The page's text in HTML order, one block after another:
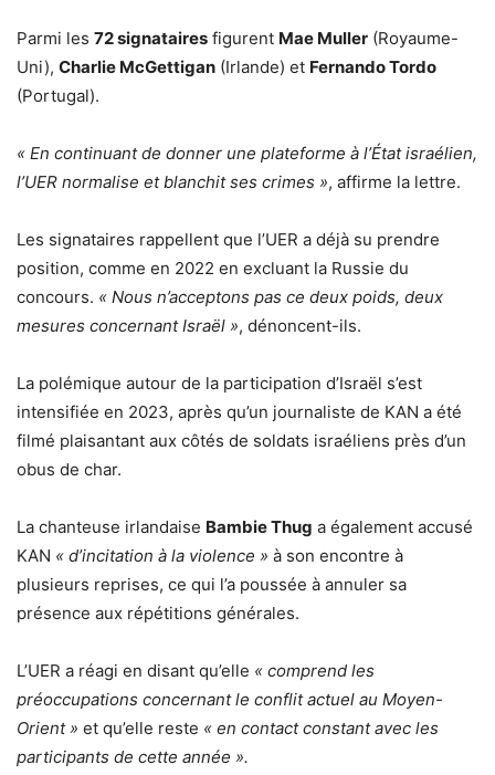
Parmi les 72 signataires figurent Mae Muller (Royaume-
Uni), Charlie McGettigan (Irlande) et Fernando Tordo
(Portugal).
« En continuant de donner une plateforme à l’État israélien,
l’UER normalise et blanchit ses crimes », affirme la lettre.
Les signataires rappellent que l’UER a déjà su prendre
position, comme en 2022 en excluant la Russie du
concours. « Nous n’acceptons pas ce deux poids, deux
mesures concernant Israël », dénoncent-ils.
La polémique autour de la participation d’Israël s’est
intensifiée en 2023, après qu’un journaliste de KAN a été
filmé plaisantant aux côtés de soldats israéliens près d’un
obus de char.
La chanteuse irlandaise Bambie Thug a également accusé
KAN « d’incitation à la violence » à son encontre à
plusieurs reprises, ce qui l’a poussée à annuler sa
présence aux répétitions générales.
L’UER a réagi en disant qu’elle « comprend les
préoccupations concernant le conflit actuel au Moyen-
Orient » et qu’elle reste « en contact constant avec les
participants de cette année ».